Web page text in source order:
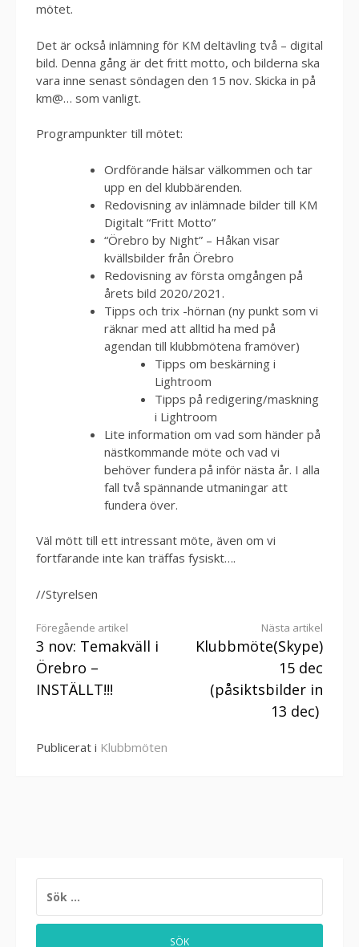
mötet.
Det är också inlämning för KM deltävling två – digital
bild. Denna gång är det fritt motto, och bilderna ska
vara inne senast söndagen den 15 nov. Skicka in på
km@… som vanligt.
Programpunkter till mötet:
Ordförande hälsar välkommen och tar
upp en del klubbärenden.
Redovisning av inlämnade bilder till KM
Digitalt “Fritt Motto”
“Örebro by Night” – Håkan visar
kvällsbilder från Örebro
Redovisning av första omgången på
årets bild 2020/2021.
Tipps och trix -hörnan (ny punkt som vi
räknar med att alltid ha med på
agendan till klubbmötena framöver)
Tipps om beskärning i
Lightroom
Tipps på redigering/maskning
i Lightroom
Lite information om vad som händer på
nästkommande möte och vad vi
behöver fundera på inför nästa år. I alla
fall två spännande utmaningar att
fundera över.
Väl mött till ett intressant möte, även om vi
fortfarande inte kan träffas fysiskt….
//Styrelsen
Fortsätt
läsa
Föregående artikel
3 nov: Temakväll i
Örebro –
INSTÄLLT!!!
Nästa artikel
Klubbmöte(Skype)
15 dec
(påsiktsbilder in
13 dec)
Publicerat i Klubbmöten
EFTER: